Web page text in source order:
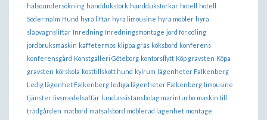
hälsoundersökning handdukstork handdukstorkar hotell hotell
Södermalm Hund hyra liftar hyra limousine hyra möbler hyra
släpvagnsliftar Inredning Inredningsmontage jord för odling
jordbruksmaskin kaffetermos klippa gräs köksbord konferens
konferensgård Konstgalleri Göteborg kontorsflytt Köp gravsten Köpa
gravsten körskola kosttillskott hund kylrum lägenheter Falkenberg
Ledig lägenhet Falkenberg lediga lägenheter Falkenberg limousine
tjänster livsmedelsaffär lund assistansbolag marinturbo maskin till
trädgården matbord matsalsbord möblerad lägenhet montage